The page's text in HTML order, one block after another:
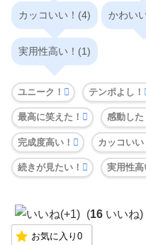
カッコいい！(4) かわい
実用性高い！(1)
ユニーク！ テンポよし！
最高に笑えた！ 感動した
完成度高い！ カッコいい
続きが見たい！ 実用性高
(16 いいね)
お気に入り 0